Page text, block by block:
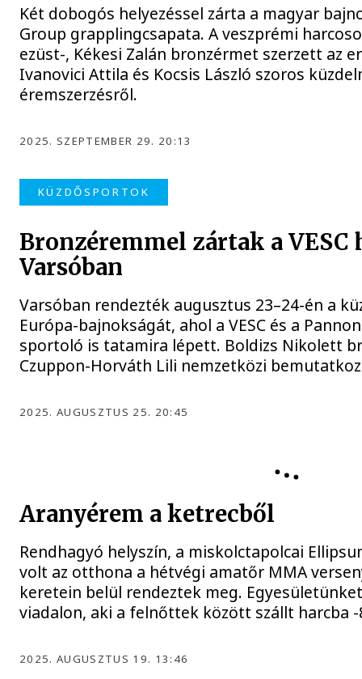
Két dobogós helyezéssel zárta a magyar
Group grapplingcsapata. A veszprémi
ezüst-, Kékesi Zalán bronzérmet szerzett az
Ivanovici Attila és Kocsis László szoros
éremszerzésről.
2025. SZEPTEMBER 29. 20:13
KÜZDŐSPORTOK
Bronzéremmel zártak a VESC
Varsóban
Varsóban rendezték augusztus 23–24-én a
Európa-bajnokságát, ahol a VESC és a
sportoló is tatamira lépett. Boldizs Nikolett
Czuppon-Horváth Lili nemzetközi
2025. AUGUSZTUS 25. 20:45
Aranyérem a ketrecből
Rendhagyó helyszín, a miskolctapolcai
volt az otthona a hétvégi amatőr MMA
keretein belül rendeztek meg.
viadalon, aki a felnőttek között szállt harcba
2025. AUGUSZTUS 19. 13:46